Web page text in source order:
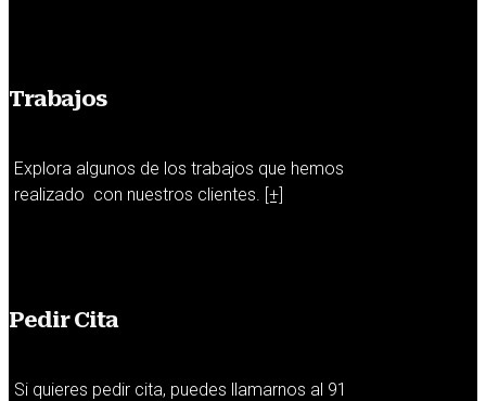
Trabajos
Explora algunos de los trabajos que hemos
realizado con nuestros clientes. [+]
Pedir Cita
Si quieres pedir cita, puedes llamarnos al 91